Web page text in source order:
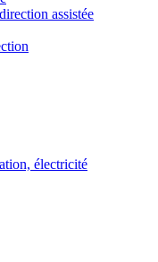
assistée
électricité